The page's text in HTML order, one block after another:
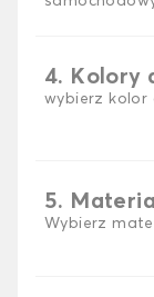
4. Kolory
wybierz kolor
5.
Wybierz